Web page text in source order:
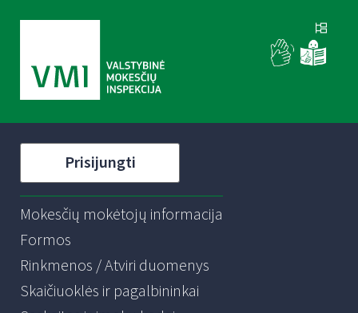
Prisijungti
Mokesčių mokėtojų informacija
Formos
Rinkmenos / Atviri duomenys
Skaičiuoklės ir pagalbininkai